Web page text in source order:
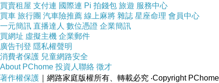
買賣租屋 支付連 國際連 Pi 拍錢包 旅遊 服務中心
買車 旅行團 汽車險推薦 線上麻將 雜誌 星座命理 會員中心
一元簡訊 直播達人 數位憑證 企業簡訊
買網址 虛擬主機 企業郵件
廣告刊登 隱私權聲明
消費者保護 兒童網路安全
About PChome 投資人聯絡 徵才
著作權保護 ｜網路家庭版權所有、轉載必究 ‧Copyright PChome